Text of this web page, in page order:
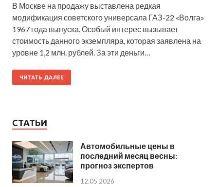
В Москве на продажу выставлена редкая
модификация советского универсала ГАЗ-22 «Волга»
1967 года выпуска. Особый интерес вызывает
стоимость данного экземпляра, которая заявлена на
уровне 1,2 млн. рублей. За эти деньги…
ЧИТАТЬ ДАЛЕЕ
СТАТЬИ
Автомобильные цены в
последний месяц весны:
прогноз экспертов
12.05.2026